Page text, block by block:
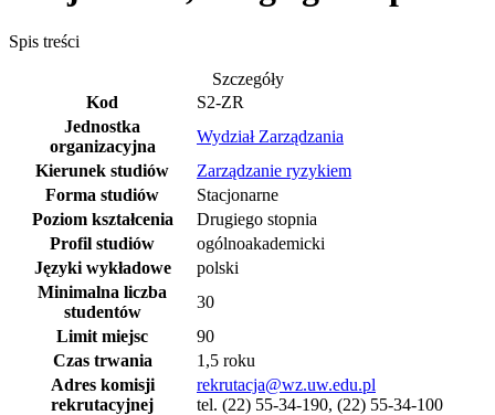
Spis treści
Szczegóły
Kod
S2-ZR
Jednostka
organizacyjna
Wydział Zarządzania
Kierunek studiów
Zarządzanie ryzykiem
Forma studiów
Stacjonarne
Poziom kształcenia
Drugiego stopnia
Profil studiów
ogólnoakademicki
Języki wykładowe
polski
Minimalna liczba
studentów
30
Limit miejsc
90
Czas trwania
1,5 roku
Adres komisji
rekrutacyjnej
rekrutacja@wz.uw.edu.pl
tel. (22) 55-34-190, (22) 55-34-100